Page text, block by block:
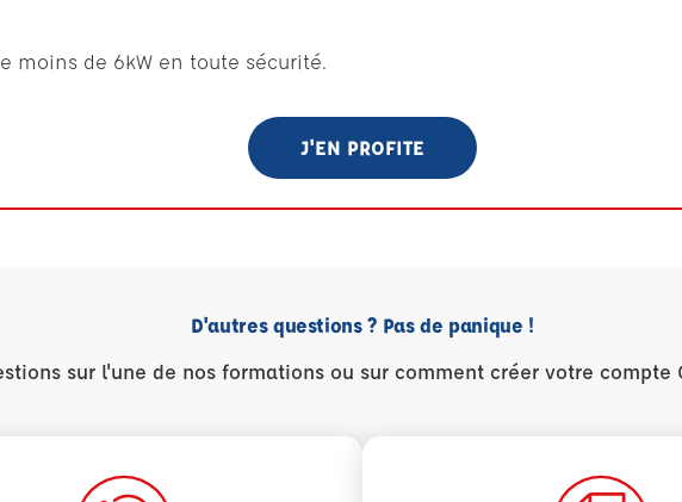
moins de 6kW en toute sécurité.
J'EN PROFITE
D'autres questions ? Pas de panique !
sur l'une de nos formations ou sur comment créer votre compte